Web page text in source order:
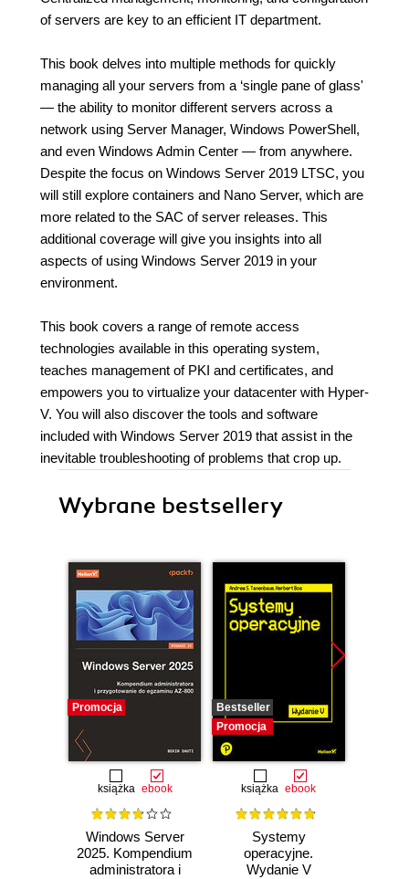
of servers are key to an efficient IT department.
This book delves into multiple methods for quickly
managing all your servers from a ‘single pane of glass'
— the ability to monitor different servers across a
network using Server Manager, Windows PowerShell,
and even Windows Admin Center — from anywhere.
Despite the focus on Windows Server 2019 LTSC, you
will still explore containers and Nano Server, which are
more related to the SAC of server releases. This
additional coverage will give you insights into all
aspects of using Windows Server 2019 in your
environment.
This book covers a range of remote access
technologies available in this operating system,
teaches management of PKI and certificates, and
empowers you to virtualize your datacenter with Hyper-
V. You will also discover the tools and software
included with Windows Server 2019 that assist in the
inevitable troubleshooting of problems that crop up.
Wybrane bestsellery
Promocja
książka ebook
Windows Server
2025. Kompendium
administratora i
Bestseller
Promocja
książka ebook
Systemy
operacyjne.
Wydanie V